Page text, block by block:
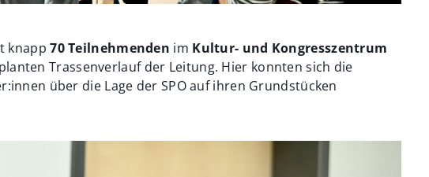
knapp70 Teilnehmenden im Kultur- und Kongresszentrum
Trassenverlauf der Leitung. Hier konnten sich die
über die Lage der SPO auf ihren Grundstücken